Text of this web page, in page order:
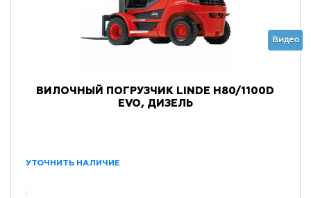
Видео
ВИЛОЧНЫЙ ПОГРУЗЧИК LINDE H80/1100D
EVO, ДИЗЕЛЬ
УТОЧНИТЬ НАЛИЧИЕ
: